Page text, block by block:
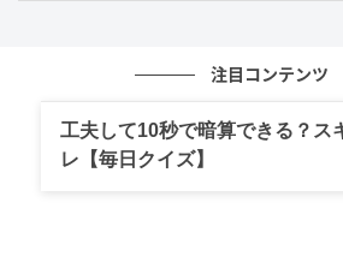
ましたが、空室率は著しく改善し
建築費高騰により再開発自体は鈍
フィス市場では当面の好況が続く見
注目コンテンツ
工夫して10秒で暗算できる？ス
レ【毎日クイズ】